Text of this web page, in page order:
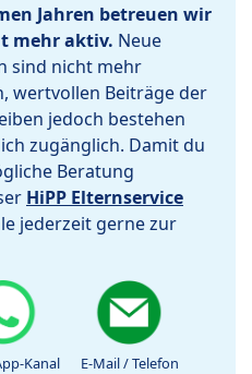
Jahren betreuen wir
mehr aktiv. Neue
sind nicht mehr
wertvollen Beiträge der
jedoch bestehen
zugänglich. Damit du
Beratung
HiPP Elternservice
jederzeit gerne zur
Kanal E-Mail / Telefon